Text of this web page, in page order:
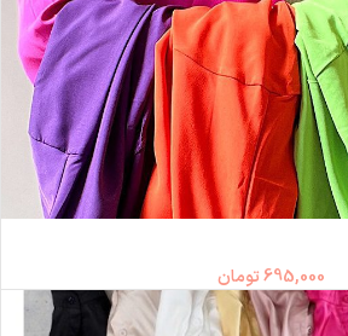
695,000تومان